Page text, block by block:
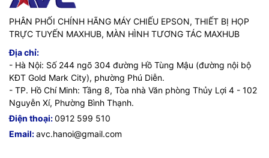
PHÂN PHỐI CHÍNH HÃNG MÁY CHIẾU EPSON, THIẾT BỊ HỌP
TRỰC TUYẾN MAXHUB, MÀN HÌNH TƯƠNG TÁC MAXHUB
Địa chỉ:
- Hà Nội: Số 244 ngõ 304 đường Hồ Tùng Mậu (đường nội bộ
KĐT Gold Mark City), phường Phú Diễn.
- TP. Hồ Chí Minh: Tầng 8, Tòa nhà Văn phòng Thủy Lợi 4 - 102
Nguyễn Xí, Phường Bình Thạnh.
Điện thoại:0912 599 510
Email:avc.hanoi@gmail.com